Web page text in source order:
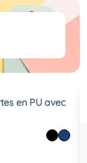
en PU avec